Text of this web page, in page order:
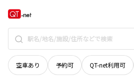
空車あり 予約可 QT-net利用可
青森県